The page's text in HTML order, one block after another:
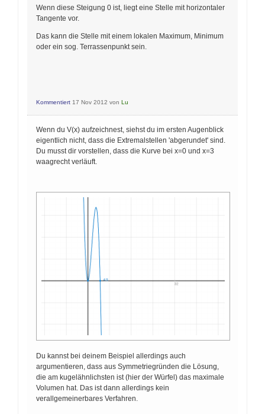
Wenn diese Steigung 0 ist, liegt eine Stelle mit horizontaler
Tangente vor.
Das kann die Stelle mit einem lokalen Maximum, Minimum
oder ein sog. Terrassenpunkt sein.
Kommentiert 17 Nov 2012 von Lu
Wenn du V(x) aufzeichnest, siehst du im ersten Augenblick
eigentlich nicht, dass die Extremalstellen 'abgerundet' sind.
Du musst dir vorstellen, dass die Kurve bei x=0 und x=3
waagrecht verläuft.
Du kannst bei deinem Beispiel allerdings auch
argumentieren, dass aus Symmetriegründen die Lösung,
die am kugelähnlichsten ist (hier der Würfel) das maximale
Volumen hat. Das ist dann allerdings kein
verallgemeinerbares Verfahren.